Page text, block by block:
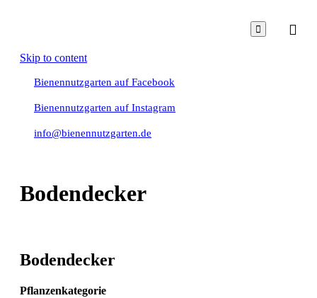

Skip to content
Bienennutzgarten auf Facebook
Bienennutzgarten auf Instagram
info@bienennutzgarten.de
Bodendecker
Bodendecker
Pflanzenkategorie